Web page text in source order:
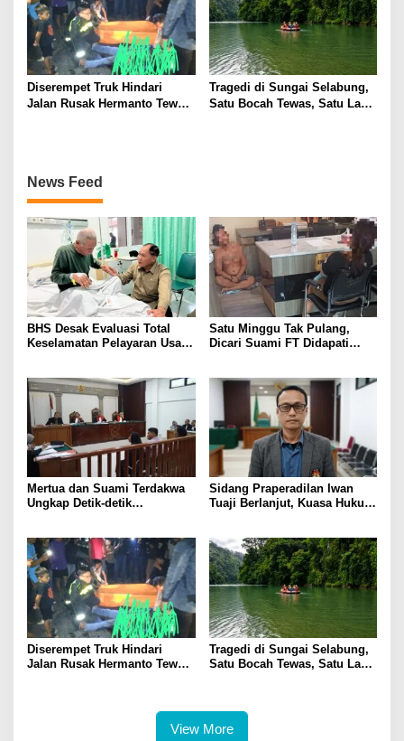
Diserempet Truk Hindari
Jalan Rusak Hermanto Tewas
Tragedi di Sungai Selabung,
Satu Bocah Tewas, Satu Lagi
News Feed
BHS Desak Evaluasi Total
Keselamatan Pelayaran Usai
Satu Minggu Tak Pulang,
Dicari Suami FT Didapati
Mertua dan Suami Terdakwa
Ungkap Detik-detik
Sidang Praperadilan Iwan
Tuaji Berlanjut, Kuasa Hukum
Diserempet Truk Hindari
Jalan Rusak Hermanto Tewas
Tragedi di Sungai Selabung,
Satu Bocah Tewas, Satu Lagi
View More